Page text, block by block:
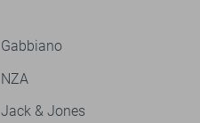
Gabbiano
NZA
Jack & Jones